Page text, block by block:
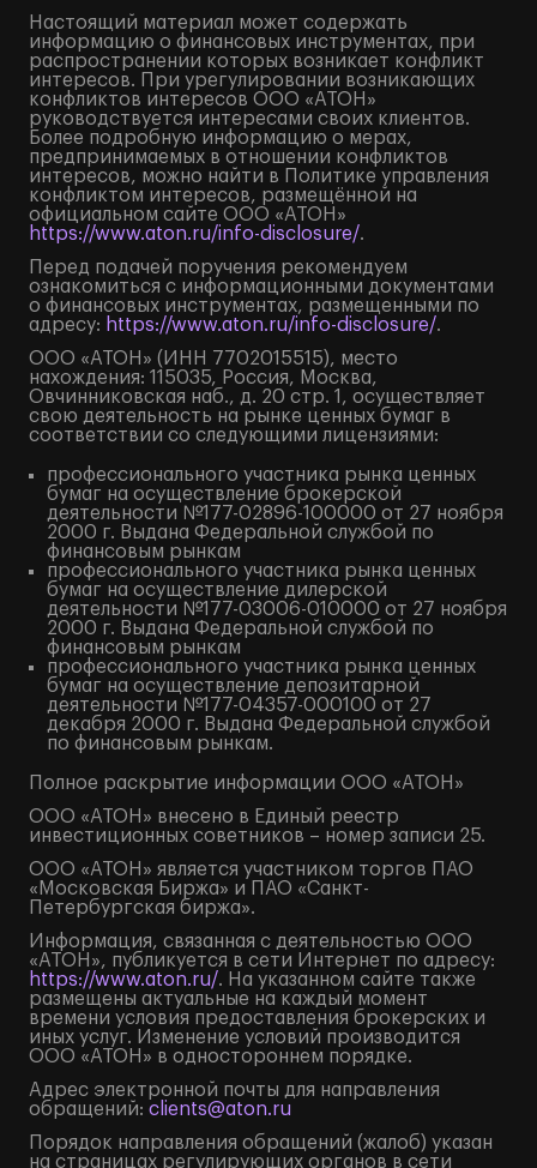
Настоящий материал может содержать
информацию о финансовых инструментах, при
распространении которых возникает конфликт
интересов. При урегулировании возникающих
конфликтов интересов ООО «АТОН»
руководствуется интересами своих клиентов.
Более подробную информацию о мерах,
предпринимаемых в отношении конфликтов
интересов, можно найти в Политике управления
конфликтом интересов, размещённой на
официальном сайте ООО «АТОН»
https://www.aton.ru/info-disclosure/.
Перед подачей поручения рекомендуем
ознакомиться с информационными документами
о финансовых инструментах, размещенными по
адресу: https://www.aton.ru/info-disclosure/.
ООО «АТОН» (ИНН 7702015515), место
нахождения: 115035, Россия, Москва,
Овчинниковская наб., д. 20 стр. 1, осуществляет
свою деятельность на рынке ценных бумаг в
соответствии со следующими лицензиями:
профессионального участника рынка ценных
бумаг на осуществление брокерской
деятельности №177-02896-100000 от 27 ноября
2000 г. Выдана Федеральной службой по
финансовым рынкам
профессионального участника рынка ценных
бумаг на осуществление дилерской
деятельности №177-03006-010000 от 27 ноября
2000 г. Выдана Федеральной службой по
финансовым рынкам
профессионального участника рынка ценных
бумаг на осуществление депозитарной
деятельности №177-04357-000100 от 27
декабря 2000 г. Выдана Федеральной службой
по финансовым рынкам.
Полное раскрытие информации ООО «АТОН»
ООО «АТОН» внесено в Единый реестр
инвестиционных советников – номер записи 25.
ООО «АТОН» является участником торгов ПАО
«Московская Биржа» и ПАО «Санкт-
Петербургская биржа».
Информация, связанная с деятельностью ООО
«АТОН», публикуется в сети Интернет по адресу:
https://www.aton.ru/. На указанном сайте также
размещены актуальные на каждый момент
времени условия предоставления брокерских и
иных услуг. Изменение условий производится
ООО «АТОН» в одностороннем порядке.
Адрес электронной почты для направления
обращений: clients@aton.ru
Порядок направления обращений (жалоб) указан
на страницах регулирующих органов в сети